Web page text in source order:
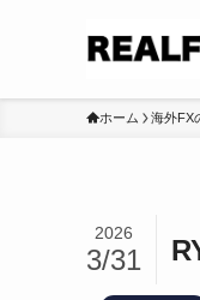
ホーム 海外FX
2026
3/31